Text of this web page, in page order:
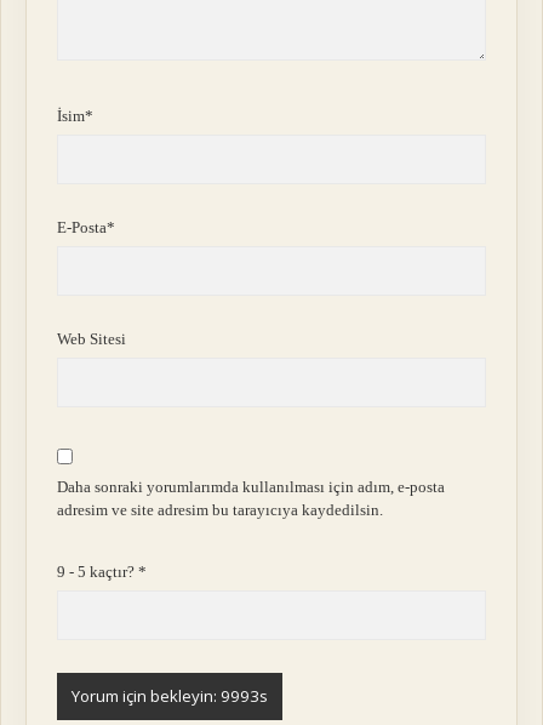
İsim*
E-Posta*
Web Sitesi
Daha sonraki yorumlarımda kullanılması için adım, e-posta
adresim ve site adresim bu tarayıcıya kaydedilsin.
9 - 5 kaçtır?*